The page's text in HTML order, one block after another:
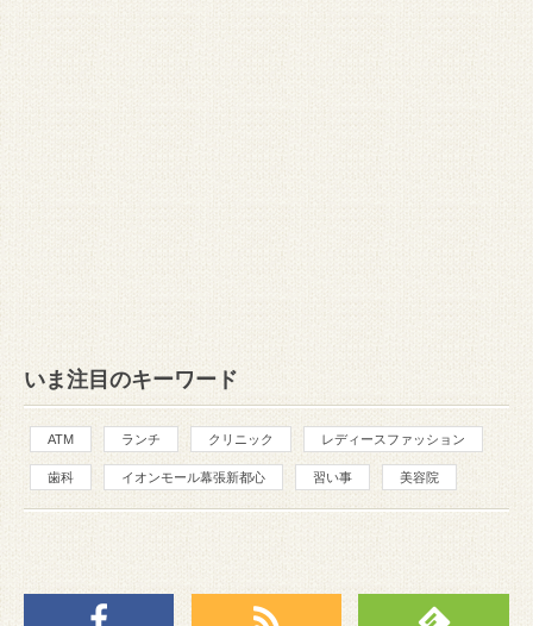
いま注目のキーワード
ATM ランチ クリニック レディースファッション
歯科 イオンモール幕張新都心 習い事 美容院